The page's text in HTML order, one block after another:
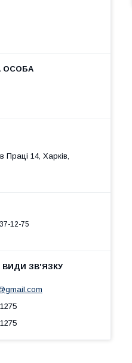
Праці 14, Харків,
12-75